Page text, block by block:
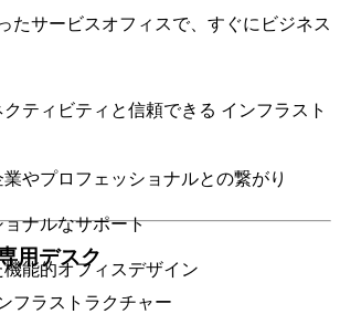
たサービスオフィスで、すぐにビジネス
ティビティと信頼できる インフラスト
やプロフェッショナルとの繋がり
ナルなサポート
能的オフィスデザイン
用デスク
フラストラクチャー